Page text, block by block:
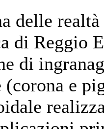
delle
di Reggio
di
e